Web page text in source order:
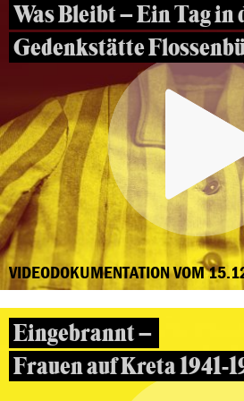
Was Bleibt – Ein Tag in
Gedenkstätte
VIDEODOKUMENTATION VOM
Eingebrannt –
Frauen auf Kreta 1941-